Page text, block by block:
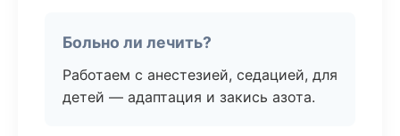
Больно ли лечить?
Работаем с анестезией, седацией, для
детей — адаптация и закись азота.